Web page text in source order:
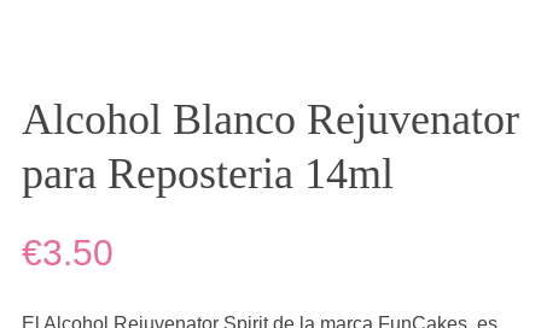
Alcohol Blanco Rejuvenator
para Reposteria 14ml
€3.50
El Alcohol Rejuvenator Spirit de la marca FunCakes, es